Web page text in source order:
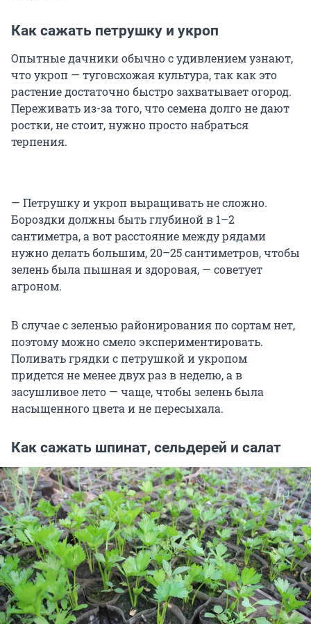
Как сажать петрушку и укроп
Опытные дачники обычно с удивлением узнают,
что укроп — туговсхожая культура, так как это
растение достаточно быстро захватывает огород.
Переживать из-за того, что семена долго не дают
ростки, не стоит, нужно просто набраться
терпения.
— Петрушку и укроп выращивать не сложно.
Бороздки должны быть глубиной в 1–2
сантиметра, а вот расстояние между рядами
нужно делать большим, 20–25 сантиметров, чтобы
зелень была пышная и здоровая, — советует
агроном.
В случае с зеленью районирования по сортам нет,
поэтому можно смело экспериментировать.
Поливать грядки с петрушкой и укропом
придется не менее двух раз в неделю, а в
засушливое лето — чаще, чтобы зелень была
насыщенного цвета и не пересыхала.
Как сажать шпинат, сельдерей и салат